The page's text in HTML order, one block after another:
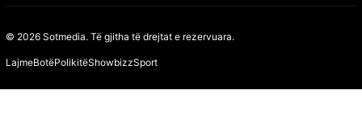
© 2026 Sotmedia. Të gjitha të drejtat e rezervuara.
LajmeBotëPolikitëShowbizzSport